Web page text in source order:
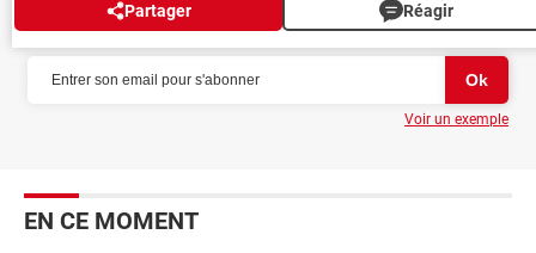
Partager Réagir
NEWSLETTER
Voir un exemple
EN CE MOMENT